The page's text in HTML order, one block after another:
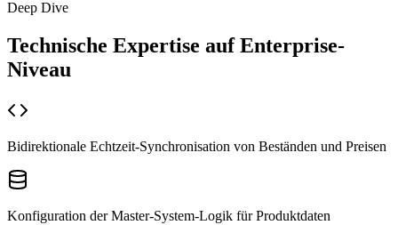
Deep Dive
Technische Expertise auf Enterprise-
Niveau
Bidirektionale Echtzeit-Synchronisation von Beständen und Preisen
Konfiguration der Master-System-Logik für Produktdaten